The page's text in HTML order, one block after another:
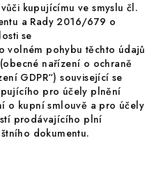
kupujícímu ve smyslu čl.
a Rady 2016/679 o
se
volném pohybu těchto údajů
nařízení o ochraně
GDPR“) související se
pro účely plnění
o kupní smlouvě a pro účely
prodávajícího plní
dokumentu.